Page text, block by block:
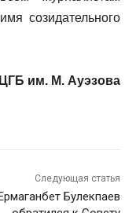
созидательного
им. М. Ауэзова
Следующая статья
Булекпаев